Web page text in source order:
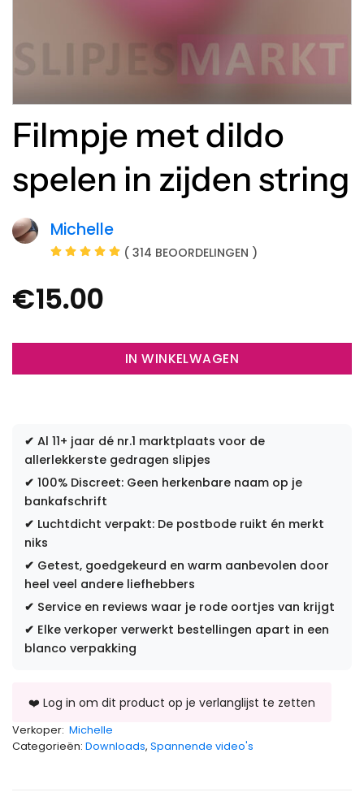
Filmpje met dildo
spelen in zijden string
Michelle
( 314 BEOORDELINGEN )
€15.00
IN WINKELWAGEN
✔ Al 11+ jaar dé nr.1 marktplaats voor de
allerlekkerste gedragen slipjes
✔ 100% Discreet: Geen herkenbare naam op je
bankafschrift
✔ Luchtdicht verpakt: De postbode ruikt én merkt
niks
✔ Getest, goedgekeurd en warm aanbevolen door
heel veel andere liefhebbers
✔ Service en reviews waar je rode oortjes van krijgt
✔ Elke verkoper verwerkt bestellingen apart in een
blanco verpakking
Verkoper: Michelle
Categorieën: Downloads, Spannende video's